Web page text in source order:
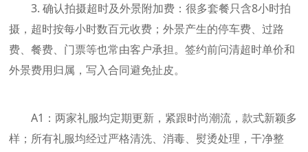
3. 确认拍摄超时及外景附加费：很多套餐只含8小时拍
摄，超时按每小时数百元收费；外景产生的停车费、过路
费、餐费、门票等也常由客户承担。签约前问清超时单价和
外景费用归属，写入合同避免扯皮。
A1：两家礼服均定期更新，紧跟时尚潮流，款式新颖多
样；所有礼服均经过严格清洗、消毒、熨烫处理，干净整